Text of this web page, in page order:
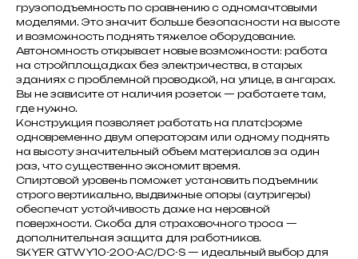
грузоподъемность по сравнению с одномачтовыми
моделями. Это значит больше безопасности на высоте
и возможность поднять тяжелое оборудование.
Автономность открывает новые возможности: работа
на стройплощадках без электричества, в старых
зданиях с проблемной проводкой, на улице, в ангарах.
Вы не зависите от наличия розеток — работаете там,
где нужно.
Конструкция позволяет работать на платформе
одновременно двум операторам или одному поднять
на высоту значительный объем материалов за один
раз, что существенно экономит время.
Спиртовой уровень поможет установить подъемник
строго вертикально, выдвижные опоры (аутригеры)
обеспечат устойчивость даже на неровной
поверхности. Скоба для страховочного троса —
дополнительная защита для работников.
SKYER GTWY10-200-AC/DC-S — идеальный выбор для